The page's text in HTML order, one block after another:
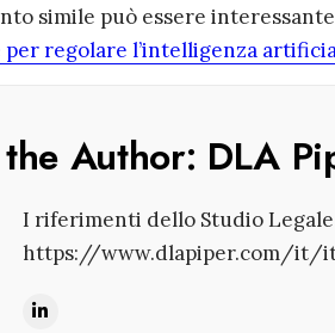
simile può essere interessante
per regolare l’intelligenza
Author: DLA
I riferimenti dello Studio
https://www.dlapiper.com/it/